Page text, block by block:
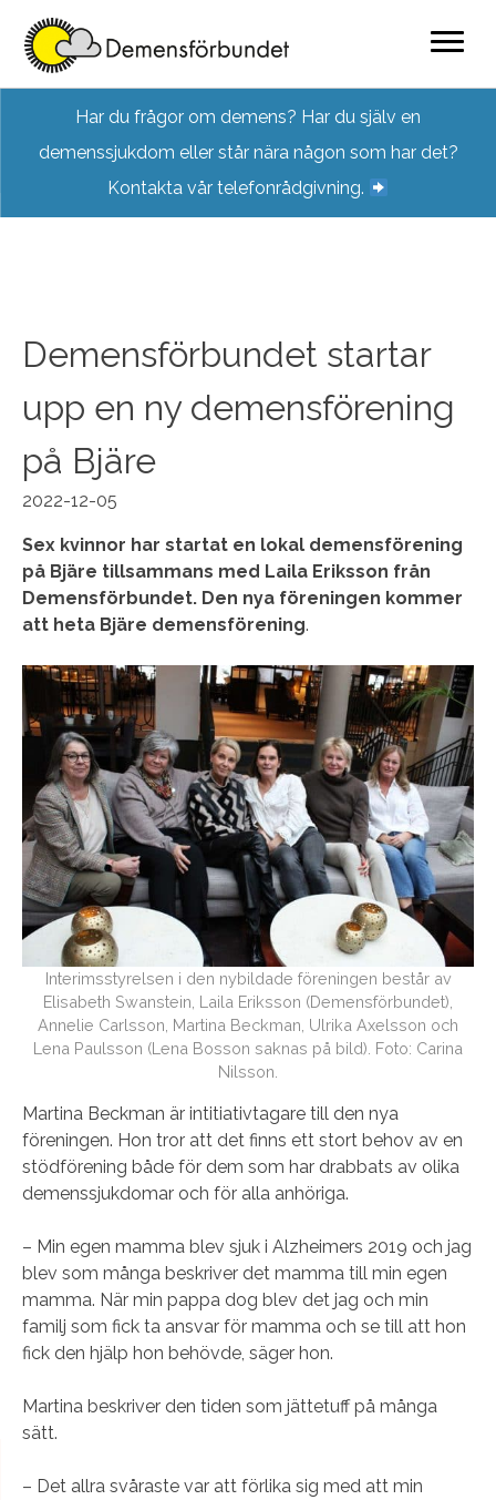
content
Har du frågor om demens? Har du själv en
demenssjukdom eller står nära någon som har det?
Kontakta vår telefonrådgivning.
Demensförbundet startar
upp en ny demensförening
på Bjäre
2022-12-05
Sex kvinnor har startat en lokal demensförening
på Bjäre tillsammans med Laila Eriksson från
Demensförbundet. Den nya föreningen kommer
att heta Bjäre demensförening.
Interimsstyrelsen i den nybildade föreningen består av
Elisabeth Swanstein, Laila Eriksson (Demensförbundet),
Annelie Carlsson, Martina Beckman, Ulrika Axelsson och
Lena Paulsson (Lena Bosson saknas på bild). Foto: Carina
Nilsson.
Martina Beckman är intitiativtagare till den nya
föreningen. Hon tror att det finns ett stort behov av en
stödförening både för dem som har drabbats av olika
demenssjukdomar och för alla anhöriga.
– Min egen mamma blev sjuk i Alzheimers 2019 och jag
blev som många beskriver det mamma till min egen
mamma. När min pappa dog blev det jag och min
familj som fick ta ansvar för mamma och se till att hon
fick den hjälp hon behövde, säger hon.
Martina beskriver den tiden som jättetuff på många
sätt.
– Det allra svåraste var att förlika sig med att min